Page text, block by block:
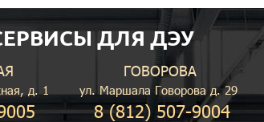
ДЛЯ ДЭУ
д. 1
ГОВОРОВА
ул. Маршала Говорова д. 29
8 (812) 507-9004